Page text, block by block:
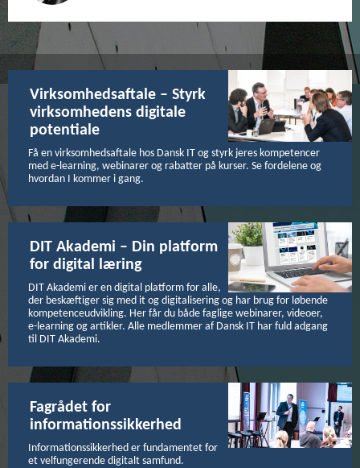
Virksomhedsaftale – Styrk
virksomhedens digitale
potentiale
Få en virksomhedsaftale hos Dansk IT og styrk jeres kompetencer
med e-learning, webinarer og rabatter på kurser. Se fordelene og
hvordan I kommer i gang.
DIT Akademi – Din platform
for digital læring
DIT Akademi er en digital platform for alle,
der beskæftiger sig med it og digitalisering og har brug for løbende
kompetenceudvikling. Her får du både faglige webinarer, videoer,
e-learning og artikler. Alle medlemmer af Dansk IT har fuld adgang
til DIT Akademi.
Fagrådet for
informationssikkerhed
Informationssikkerhed er fundamentet for
et velfungerende digitalt samfund.